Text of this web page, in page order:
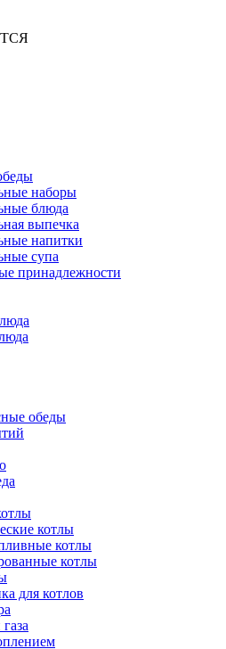
наборы
блюда
выпечка
напитки
супа
принадлежности
обеды
котлы
котлы
котлы
для котлов